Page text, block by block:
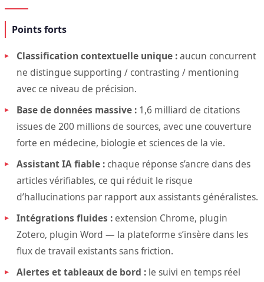
Points forts
Classification contextuelle unique :aucun concurrent
ne distingue supporting / contrasting / mentioning
avec ce niveau de précision.
Base de données massive : 1,6 milliard de citations
issues de 200 millions de sources, avec une couverture
forte en médecine, biologie et sciences de la vie.
Assistant IA fiable : chaque réponse s’ancre dans des
articles vérifiables, ce qui réduit le risque
d’hallucinations par rapport aux assistants généralistes.
Intégrations fluides : extension Chrome, plugin
Zotero, plugin Word — la plateforme s’insère dans les
flux de travail existants sans friction.
Alertes et tableaux de bord : le suivi en temps réel